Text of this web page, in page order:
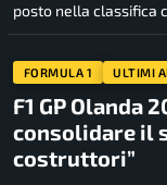
posto nella classifica
FORMULA 1 ULTIMI
F1 GP Olanda
consolidare il
costruttori”